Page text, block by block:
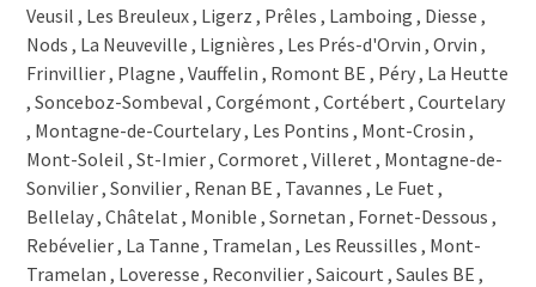
Veusil , Les Breuleux , Ligerz , Prêles , Lamboing , Diesse ,
Nods , La Neuveville , Lignières , Les Prés-d'Orvin , Orvin ,
Frinvillier , Plagne , Vauffelin , Romont BE , Péry , La Heutte
, Sonceboz-Sombeval , Corgémont , Cortébert , Courtelary
, Montagne-de-Courtelary , Les Pontins , Mont-Crosin ,
Mont-Soleil , St-Imier , Cormoret , Villeret , Montagne-de-
Sonvilier , Sonvilier , Renan BE , Tavannes , Le Fuet ,
Bellelay , Châtelat , Monible , Sornetan , Fornet-Dessous ,
Rebévelier , La Tanne , Tramelan , Les Reussilles , Mont-
Tramelan , Loveresse , Reconvilier , Saicourt , Saules BE ,